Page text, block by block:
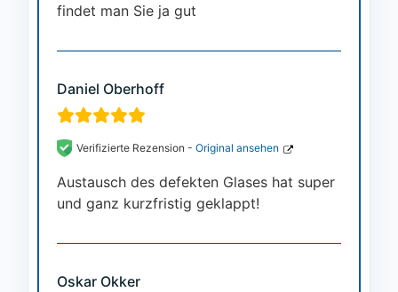
findet man Sie ja gut
Daniel Oberhoff
Verifizierte Rezension - Original ansehen
Austausch des defekten Glases hat super
und ganz kurzfristig geklappt!
Oskar Okker